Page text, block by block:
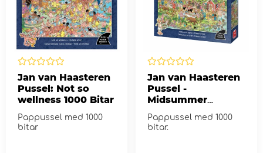
Jan van Haasteren
Pussel: Not so
wellness 1000 Bitar
Pappussel med 1000
bitar
Jan van Haasteren
Pussel -
Midsummer
Festival 1000 Bitar
Pappussel med 1000
bitar.